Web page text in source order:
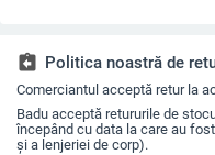
(Pro/Max)
assignment_return Politica noastră de
Comerciantul acceptă retur la
Badu acceptă retururile de
începând cu data la care au
și a lenjeriei de corp).